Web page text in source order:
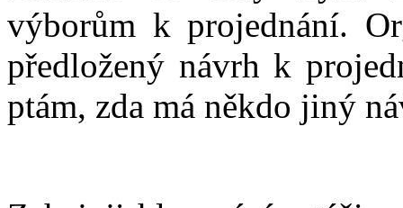
výborům k projednání.
předložený návrh k
ptám, zda má někdo jiný